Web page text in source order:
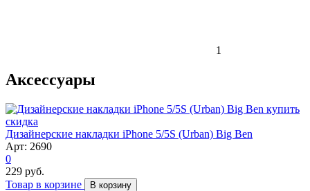
1
Аксессуары
скидка
Дизайнерские накладки iPhone 5/5S (Urban) Big Ben
Арт: 2690
0
229 руб.
Товар в корзине
В корзину